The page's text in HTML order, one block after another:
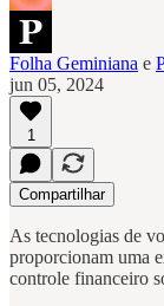
Folha Geminiana e
jun 05, 2024
1
Compartilhar
As tecnologias de
proporcionam uma
controle financeiro